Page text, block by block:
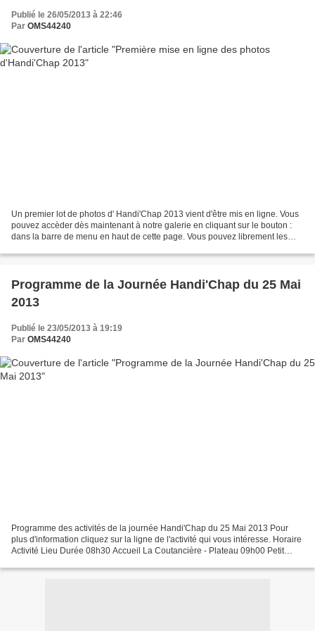
Publié le 26/05/2013 à 22:46
Par OMS44240
Un premier lot de photos d' Handi'Chap 2013 vient d'être mis en ligne. Vous
pouvez accèder dès maintenant à notre galerie en cliquant sur le bouton :
dans la barre de menu en haut de cette page. Vous pouvez librement les
Programme de la Journée Handi'Chap du 25 Mai
2013
Publié le 23/05/2013 à 19:19
Par OMS44240
Programme des activités de la journée Handi'Chap du 25 Mai 2013 Pour
plus d'information cliquez sur la ligne de l'activité qui vous intéresse. Horaire
Activité Lieu Durée 08h30 Accueil La Coutancière - Plateau 09h00 Petit